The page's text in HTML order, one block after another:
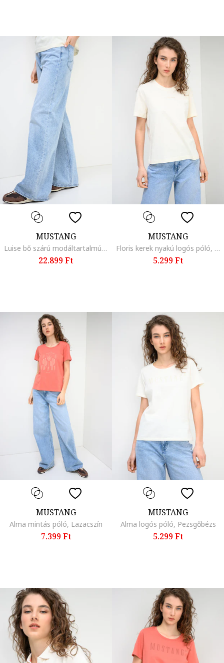
MUSTANG
Luise bő szárú modáltartalmú farmernadrág, Pasztellkék
22.899 Ft
MUSTANG
Floris kerek nyakú logós póló, Csontszín
5.299 Ft
MUSTANG
Alma mintás póló, Lazacszín
7.399 Ft
MUSTANG
Alma logós póló, Pezsgőbézs
5.299 Ft